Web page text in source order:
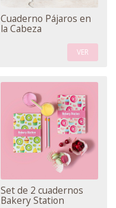
Cuaderno Pájaros en
la Cabeza
VER
Set de 2 cuadernos
Bakery Station